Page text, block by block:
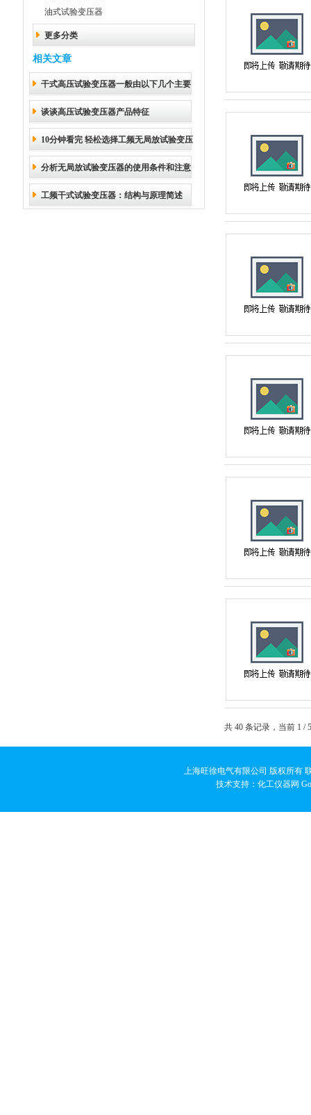
油式试验变压器
更多分类
相关文章
干式高压试验变压器一般由以下几个主要
部分组成
谈谈高压试验变压器产品特征
10分钟看完 轻松选择工频无局放试验变压
器
分析无局放试验变压器的使用条件和注意
事项
工频干式试验变压器：结构与原理简述
共 40 条记录，当前 1
上海旺徐电气有限公司 版权所有
技术支持：化工仪器网